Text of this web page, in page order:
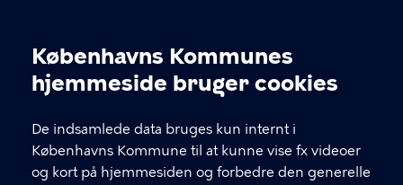
Cookieindstillinger
Københavns Kommunes
hjemmeside bruger cookies
De indsamlede data bruges kun internt i
Københavns Kommune til at kunne vise fx videoer
og kort på hjemmesiden og forbedre den generelle
kontaktoplysninger herunder.
Københavns Rådhus, Rådhuspladsen 1, 1599
København V